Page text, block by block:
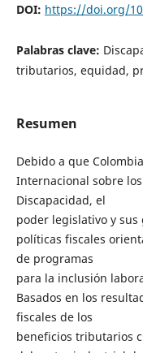
DOI: https://doi.org/
Palabras clave:
tributarios, equidad,
Resumen
Debido a que
Internacional sobre
Discapacidad, el
poder legislativo y
políticas fiscales
de programas
para la inclusión
Basados en los
fiscales de los
beneficios tributarios